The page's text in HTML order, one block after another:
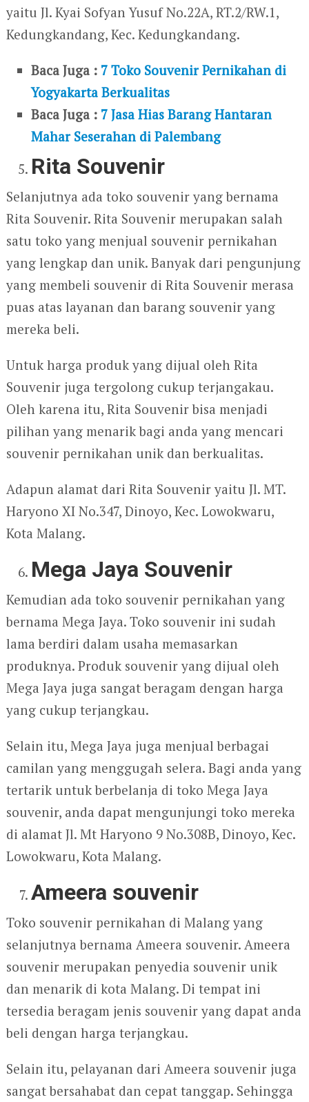
yaitu Jl. Kyai Sofyan Yusuf No.22A, RT.2/RW.1,
Kedungkandang, Kec. Kedungkandang.
Baca Juga : 7 Toko Souvenir Pernikahan di
Yogyakarta Berkualitas
Baca Juga : 7 Jasa Hias Barang Hantaran
Mahar Seserahan di Palembang
Rita Souvenir
Selanjutnya ada toko souvenir yang bernama
Rita Souvenir. Rita Souvenir merupakan salah
satu toko yang menjual souvenir pernikahan
yang lengkap dan unik. Banyak dari pengunjung
yang membeli souvenir di Rita Souvenir merasa
puas atas layanan dan barang souvenir yang
mereka beli.
Untuk harga produk yang dijual oleh Rita
Souvenir juga tergolong cukup terjangakau.
Oleh karena itu, Rita Souvenir bisa menjadi
pilihan yang menarik bagi anda yang mencari
souvenir pernikahan unik dan berkualitas.
Adapun alamat dari Rita Souvenir yaitu Jl. MT.
Haryono XI No.347, Dinoyo, Kec. Lowokwaru,
Kota Malang.
Mega Jaya Souvenir
Kemudian ada toko souvenir pernikahan yang
bernama Mega Jaya. Toko souvenir ini sudah
lama berdiri dalam usaha memasarkan
produknya. Produk souvenir yang dijual oleh
Mega Jaya juga sangat beragam dengan harga
yang cukup terjangkau.
Selain itu, Mega Jaya juga menjual berbagai
camilan yang menggugah selera. Bagi anda yang
tertarik untuk berbelanja di toko Mega Jaya
souvenir, anda dapat mengunjungi toko mereka
di alamat Jl. Mt Haryono 9 No.308B, Dinoyo, Kec.
Lowokwaru, Kota Malang.
Ameera souvenir
Toko souvenir pernikahan di Malang yang
selanjutnya bernama Ameera souvenir. Ameera
souvenir merupakan penyedia souvenir unik
dan menarik di kota Malang. Di tempat ini
tersedia beragam jenis souvenir yang dapat anda
beli dengan harga terjangkau.
Selain itu, pelayanan dari Ameera souvenir juga
sangat bersahabat dan cepat tanggap. Sehingga